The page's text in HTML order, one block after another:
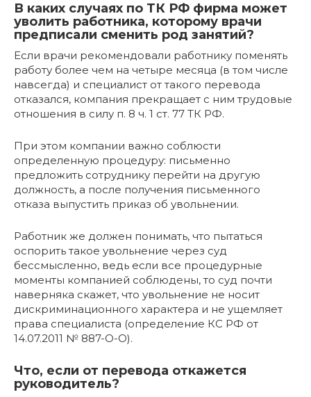
В каких случаях по ТК РФ фирма может
уволить работника, которому врачи
предписали сменить род занятий?
Если врачи рекомендовали работнику поменять
работу более чем на четыре месяца (в том числе
навсегда) и специалист от такого перевода
отказался, компания прекращает с ним трудовые
отношения в силу п. 8 ч. 1 ст. 77 ТК РФ.
При этом компании важно соблюсти
определенную процедуру: письменно
предложить сотруднику перейти на другую
должность, а после получения письменного
отказа выпустить приказ об увольнении.
Работник же должен понимать, что пытаться
оспорить такое увольнение через суд
бессмысленно, ведь если все процедурные
моменты компанией соблюдены, то суд почти
наверняка скажет, что увольнение не носит
дискриминационного характера и не ущемляет
права специалиста (определение КС РФ от
14.07.2011 № 887-О-О).
Что, если от перевода откажется
руководитель?